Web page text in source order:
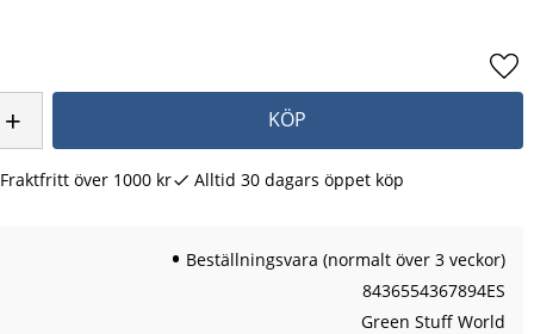
+ KÖP
Lägg
Fraktfritt över 1000 kr Alltid 30 dagars öppet köp
Beställningsvara (normalt över 3 veckor)
8436554367894ES
Green Stuff World